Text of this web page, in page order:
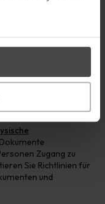
Sie die Backups an
auch im Falle einer
und Software auf
Patches und Updates
Software kann
ausnutzen können,
Ihres Unternehmens
Zugang zu
Sie Richtlinien für
und